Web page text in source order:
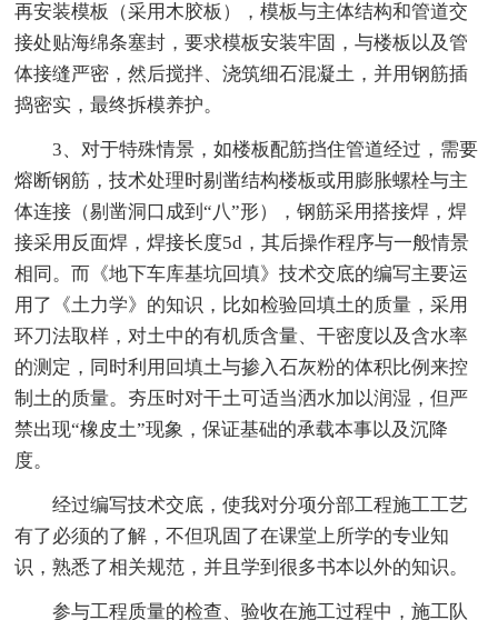
再安装模板（采用木胶板），模板与主体结构和管道交
接处贴海绵条塞封，要求模板安装牢固，与楼板以及管
体接缝严密，然后搅拌、浇筑细石混凝土，并用钢筋插
捣密实，最终拆模养护。
3、对于特殊情景，如楼板配筋挡住管道经过，需要
熔断钢筋，技术处理时剔凿结构楼板或用膨胀螺栓与主
体连接（剔凿洞口成到“八”形），钢筋采用搭接焊，焊
接采用反面焊，焊接长度5d，其后操作程序与一般情景
相同。而《地下车库基坑回填》技术交底的编写主要运
用了《土力学》的知识，比如检验回填土的质量，采用
环刀法取样，对土中的有机质含量、干密度以及含水率
的测定，同时利用回填土与掺入石灰粉的体积比例来控
制土的质量。夯压时对干土可适当洒水加以润湿，但严
禁出现“橡皮土”现象，保证基础的承载本事以及沉降
度。
经过编写技术交底，使我对分项分部工程施工工艺
有了必须的了解，不但巩固了在课堂上所学的专业知
识，熟悉了相关规范，并且学到很多书本以外的知识。
参与工程质量的检查、验收在施工过程中，施工队